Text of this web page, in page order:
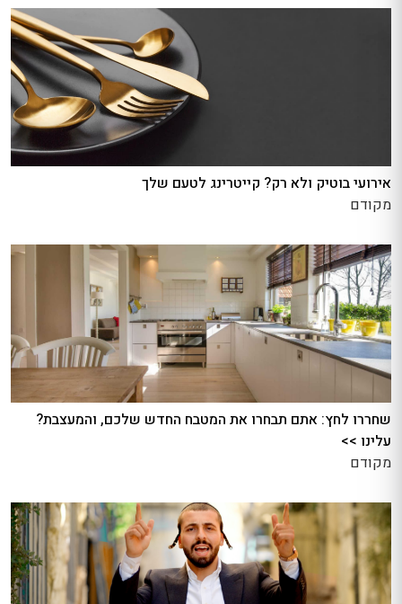
אירועי בוטיק ולא רק? קייטרינג לטעם שלך
מקודם
שחררו לחץ: אתם תבחרו את המטבח החדש שלכם, והמעצבת?
עלינו >>
מקודם